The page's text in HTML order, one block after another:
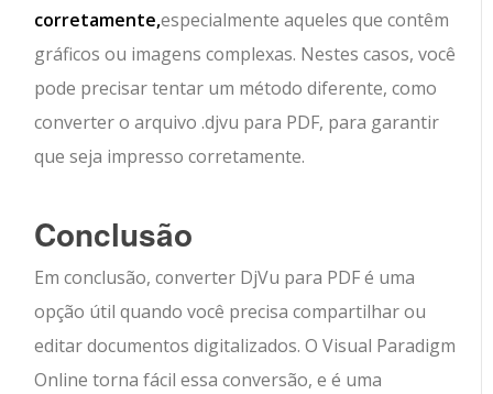
corretamente,especialmente aqueles que contêm
gráficos ou imagens complexas. Nestes casos, você
pode precisar tentar um método diferente, como
converter o arquivo .djvu para PDF, para garantir
que seja impresso corretamente.
Conclusão
Em conclusão, converter DjVu para PDF é uma
opção útil quando você precisa compartilhar ou
editar documentos digitalizados. O Visual Paradigm
Online torna fácil essa conversão, e é uma